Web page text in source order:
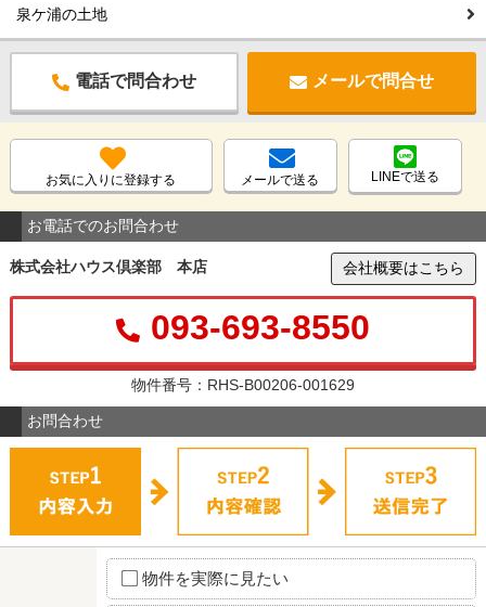
泉ケ浦の土地
電話で問合わせ メールで問合せ
お気に入りに登録する メールで送る LINEで送る
お電話でのお問合わせ
株式会社ハウス倶楽部 本店 会社概要はこちら
093-693-8550
物件番号：RHS-B00206-001629
お問合わせ
物件を実際に見たい